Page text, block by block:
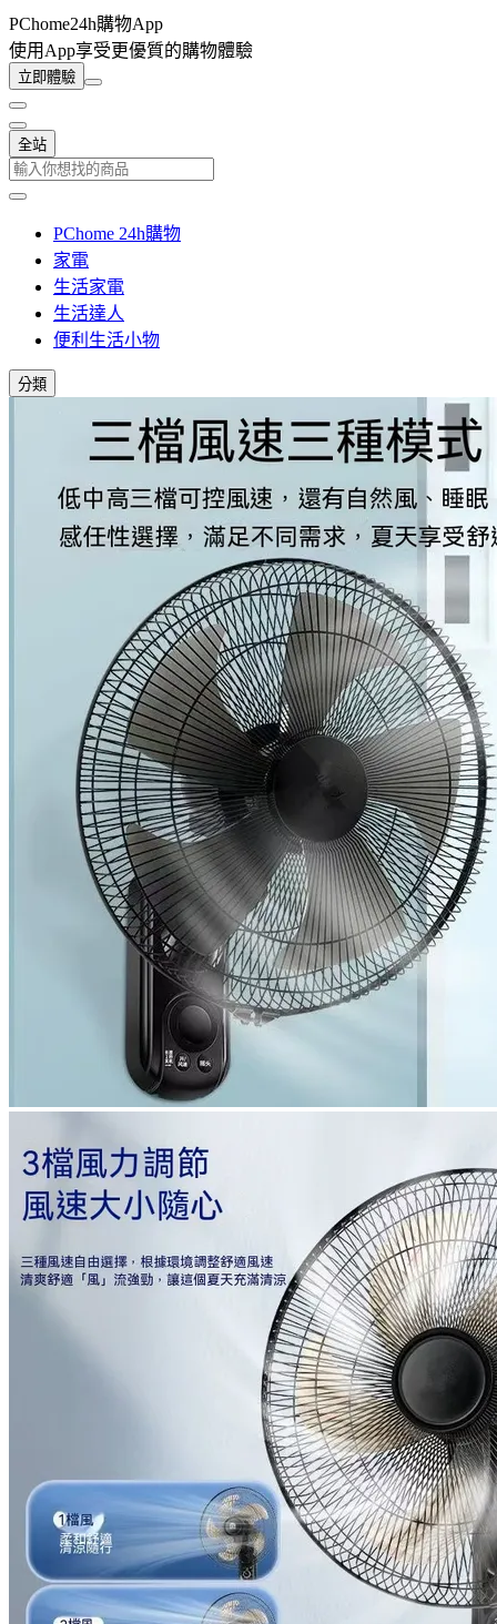
PChome24h購物App
使用App享受更優質的購物體驗
立即體驗
全站
PChome 24h購物
家電
生活家電
生活達人
便利生活小物
分類